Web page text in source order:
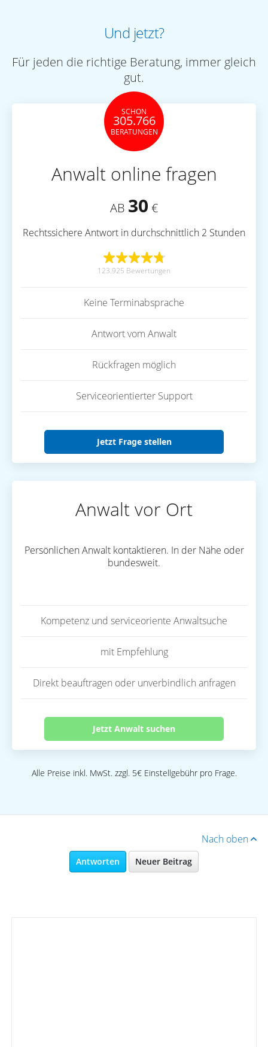
Und jetzt?
Für jeden die richtige Beratung, immer gleich
gut.
SCHON
305.766
BERATUNGEN
Anwalt online fragen
AB 30 €
Rechtssichere Antwort in durchschnittlich 2 Stunden
123.925 Bewertungen
Keine Terminabsprache
Antwort vom Anwalt
Rückfragen möglich
Serviceorientierter Support
Jetzt Frage stellen
Anwalt vor Ort
Persönlichen Anwalt kontaktieren. In der Nähe oder
bundesweit.
Kompetenz und serviceoriente Anwaltsuche
mit Empfehlung
Direkt beauftragen oder unverbindlich anfragen
Jetzt Anwalt suchen
Alle Preise inkl. MwSt. zzgl. 5€ Einstellgebühr pro Frage.
Nach oben
Antworten Neuer Beitrag